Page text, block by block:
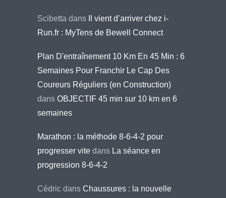
Scibetta dans
Il vient d’arriver chez i-
Run.fr : MyTens de Bewell Connect
Plan D'entraînement 10 Km En 45 Min : 6
Semaines Pour Franchir Le Cap Des
Coureurs Réguliers (en Construction)
dans OBJECTIF 45 min sur 10 km en 6
semaines
Marathon : la méthode 8-6-4-2 pour
progresser vite dans La séance en
progression 8-6-4-2
Cédric dans Chaussures : la nouvelle